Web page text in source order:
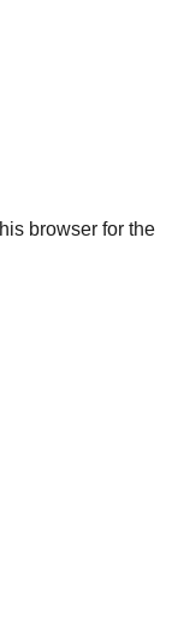
browser for the